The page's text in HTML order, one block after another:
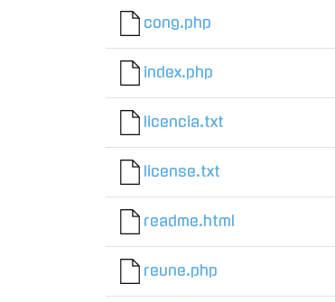
cong.php
index.php
licencia.txt
license.txt
readme.html
reune.php